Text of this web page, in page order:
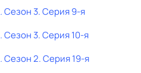
. Сезон 3. Серия 9-я
. Сезон 3. Серия 10-я
. Сезон 2. Серия 19-я